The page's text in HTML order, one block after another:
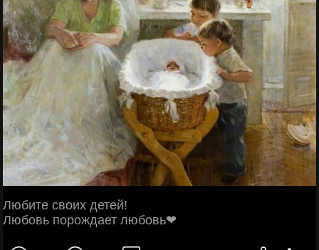
Любите своих детей!
Любовь порождает любовь❤